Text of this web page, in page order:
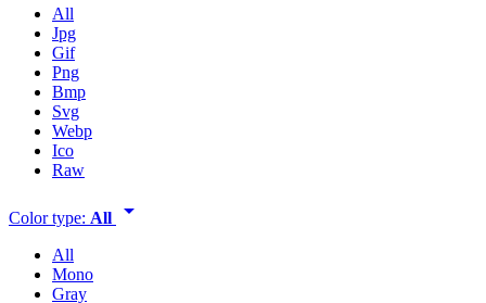
All
Jpg
Gif
Png
Bmp
Svg
Webp
Ico
Raw
Color type: All arrow_drop_down
All
Mono
Gray